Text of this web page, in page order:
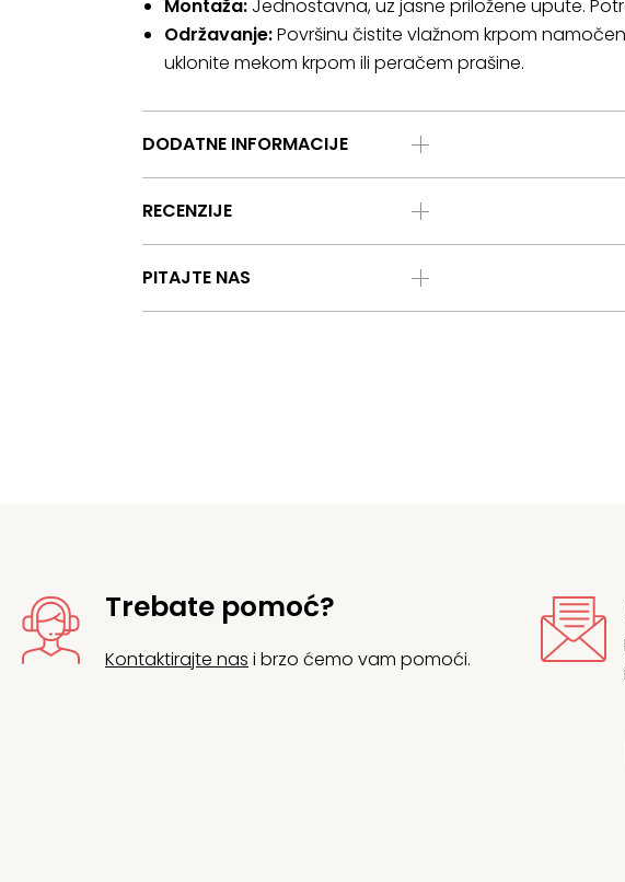
Montaža: Jednostavna, uz jasne priložene upute.
Održavanje:Površinu čistite vlažnom krpom
uklonite mekom krpom ili peračem prašine.
DODATNE INFORMACIJE
RECENZIJE
PITAJTE NAS
Trebate pomoć?
Kontaktirajte nas i brzo ćemo vam pomoći.